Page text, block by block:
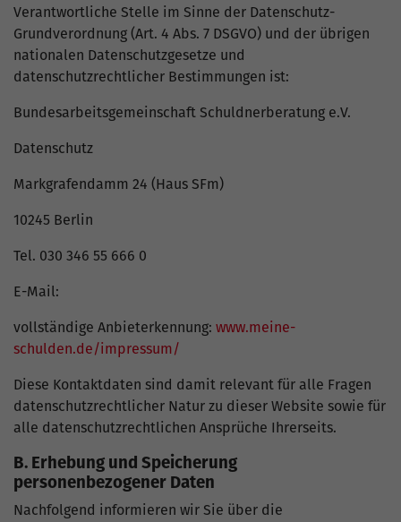
Verantwortliche Stelle im Sinne der Datenschutz-
Grundverordnung (Art. 4 Abs. 7 DSGVO) und der übrigen
nationalen Datenschutzgesetze und
datenschutzrechtlicher Bestimmungen ist:
Bundesarbeitsgemeinschaft Schuldnerberatung e.V.
Datenschutz
Markgrafendamm 24 (Haus SFm)
10245 Berlin
Tel. 030 346 55 666 0
E-Mail:
vollständige Anbieterkennung: www.meine-
schulden.de/impressum/
Diese Kontaktdaten sind damit relevant für alle Fragen
datenschutzrechtlicher Natur zu dieser Website sowie für
alle datenschutzrechtlichen Ansprüche Ihrerseits.
B. Erhebung und Speicherung
personenbezogener Daten
Nachfolgend informieren wir Sie über die